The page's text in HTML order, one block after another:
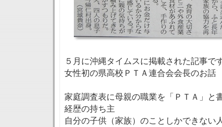
５月に沖縄タイムスに掲載された記事で
女性初の県高校ＰＴＡ連合会会長のお話
家庭調査表に母親の職業を「ＰＴＡ」と
経歴の持ち主
自分の子供（家族）のことしかできな